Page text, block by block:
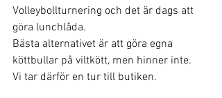
Volleybollturnering och det är dags att
göra lunchlåda.
Bästa alternativet är att göra egna
köttbullar på viltkött, men hinner inte.
Vi tar därför en tur till butiken.